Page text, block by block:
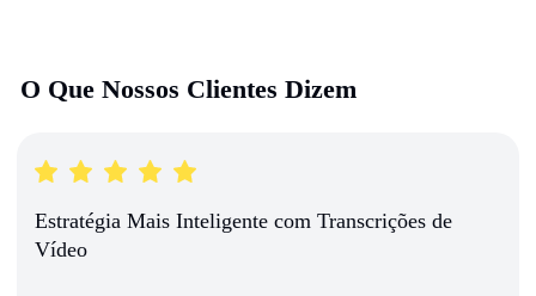
O Que Nossos Clientes Dizem
Estratégia Mais Inteligente com Transcrições de
Vídeo